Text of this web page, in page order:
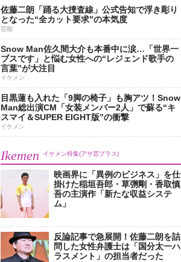
佐藤二朗「踊る大捜査線」公式告知で浮き彫り
となった“全カット要求”の本気度
芸能
Snow Man佐久間大介も本番中に涙…「世界一
ブスです」と悩む女性への“レジェンド歌手の
言葉”が大注目
イケメン
目黒蓮も入れた「9脚の椅子」も胸アツ！Snow
Man総出演CM「女装メンバー2人」で蘇る“キ
スマイ＆SUPER EIGHT版”の衝撃
イケメン
Ikemen イケメン特集(アサ芸プラス)
映画界に「異例のビジネス」を仕
掛けた稲垣吾郎・草彅剛・香取慎
吾の主演作「新たな収益システ
ム」
反論記事で急展開！佐藤二朗を詰
問した女性弁護士は「国分太一ハ
ラスメント」の担当者だった